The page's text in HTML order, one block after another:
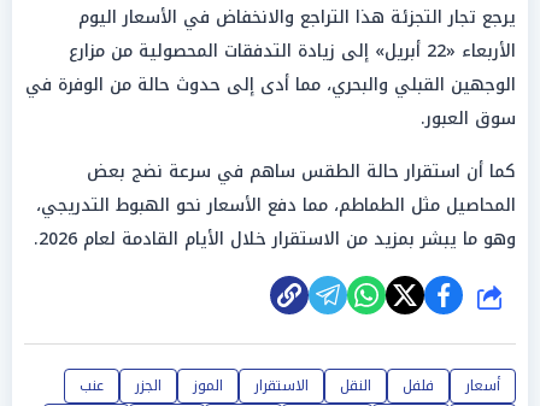
يرجع تجار التجزئة هذا التراجع والانخفاض في الأسعار اليوم
الأربعاء «22 أبريل» إلى زيادة التدفقات المحصولية من مزارع
الوجهين القبلي والبحري، مما أدى إلى حدوث حالة من الوفرة في
سوق العبور.
كما أن استقرار حالة الطقس ساهم في سرعة نضج بعض
المحاصيل مثل الطماطم، مما دفع الأسعار نحو الهبوط التدريجي،
وهو ما يبشر بمزيد من الاستقرار خلال الأيام القادمة لعام 2026.
شارك
أسعار فلفل النقل الاستقرار الموز الجزر
عنب